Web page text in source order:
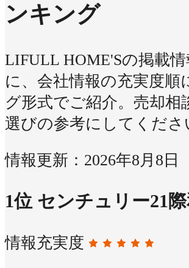
ンキング
LIFULL HOME'Sの掲載
に、会社情報の充実度順
グ形式でご紹介。売却相
選びの参考にしてくださ
情報更新：2026年8月8日
1位 センチュリー21
情報充実度